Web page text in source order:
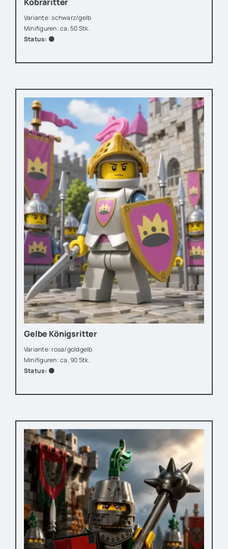
Variante: schwarz/gelb
Minifiguren: ca. 50 Stk.
Status: 🟡
Gelbe Königsritter
Variante: rosa/goldgelb
Minifiguren: ca. 90 Stk.
Status: 🟡